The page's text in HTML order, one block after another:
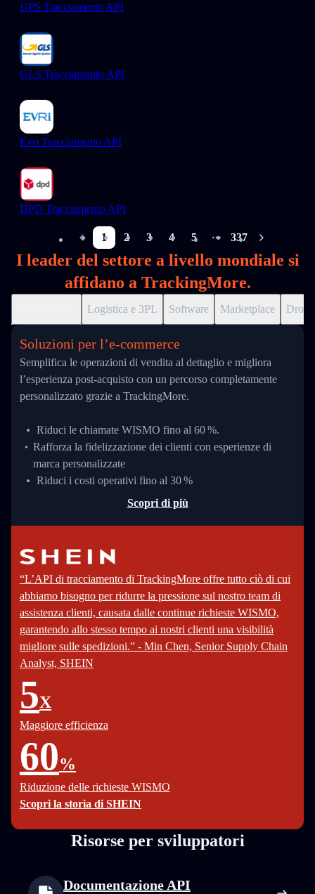
UPS Tracciamento API
GLS Tracciamento API
Evri Tracciamento API
DPD Tracciamento API
1 2 3 4 5
More pages
337
I leader del settore a livello mondiale si
affidano a TrackingMore.
Logistica e 3PL Software Marketplace
Soluzioni per l’e‑commerce
Semplifica le operazioni di vendita al dettaglio e migliora
l’esperienza post-acquisto con un percorso completamente
personalizzato grazie a TrackingMore.
Riduci le chiamate WISMO fino al 60 %.
Rafforza la fidelizzazione dei clienti con esperienze di
marca personalizzate
Riduci i costi operativi fino al 30 %
Scopri di più
“L’API di tracciamento di TrackingMore offre tutto ciò di cui
abbiamo bisogno per ridurre la pressione sul nostro team di
assistenza clienti, causata dalle continue richieste WISMO,
garantendo allo stesso tempo ai nostri clienti una visibilità
migliore sulle spedizioni.” - Min Chen, Senior Supply Chain
Analyst, SHEIN
5X
Maggiore efficienza
60%
Riduzione delle richieste WISMO
Scopri la storia di SHEIN
Risorse per sviluppatori
Documentazione API